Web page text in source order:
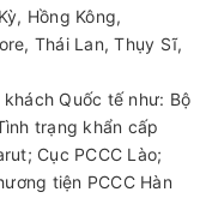
Hồng Kông,
Thái Lan, Thụy Sĩ,
Quốc tế như: Bộ
trạng khẩn cấp
Cục PCCC Lào;
tiện PCCC Hàn